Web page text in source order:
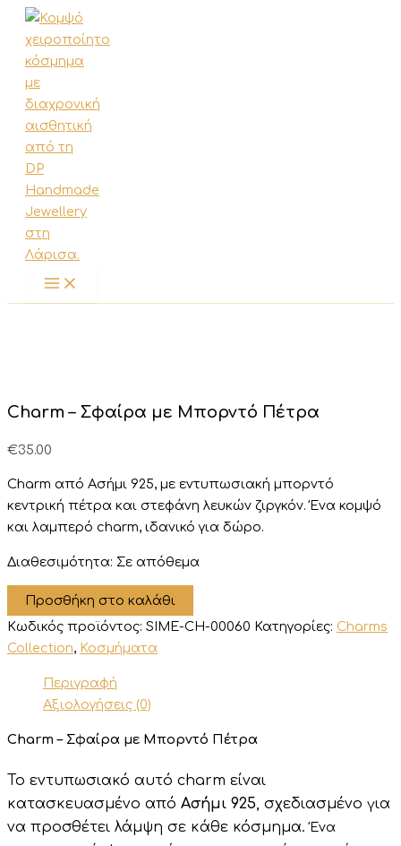
Μετάβαση
στο
περιεχόμενο
Charm – Σφαίρα με Μπορντό Πέτρα
€35.00
Charm από Ασήμι 925, με εντυπωσιακή μπορντό
κεντρική πέτρα και στεφάνη λευκών ζιργκόν. Ένα κομψό
και λαμπερό charm, ιδανικό για δώρο.
Διαθεσιμότητα: Σε απόθεμα
Charm
Σφαίρα
με
Πέτρα
ποσότητα
Προσθήκη στο καλάθι
Κωδικός προϊόντος: SIME-CH-00060 Κατηγορίες: Charms
Collection, Κοσμήματα
Περιγραφή
Αξιολογήσεις (0)
Charm – Σφαίρα με Μπορντό Πέτρα
Το εντυπωσιακό αυτό charm είναι
κατασκευασμένο από Ασήμι 925, σχεδιασμένο για
να προσθέτει λάμψη σε κάθε κόσμημα.Ένα